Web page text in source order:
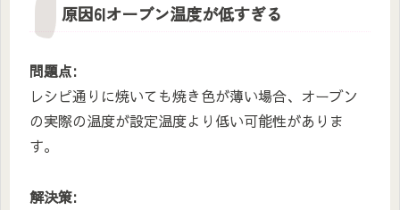
原因6|オーブン温度が低すぎる
問題点:
レシピ通りに焼いても焼き色が薄い場合、オーブン
の実際の温度が設定温度より低い可能性がありま
す。
解決策: